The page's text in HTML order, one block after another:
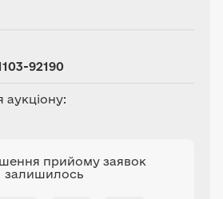
92190
прийому заявок
залишилось